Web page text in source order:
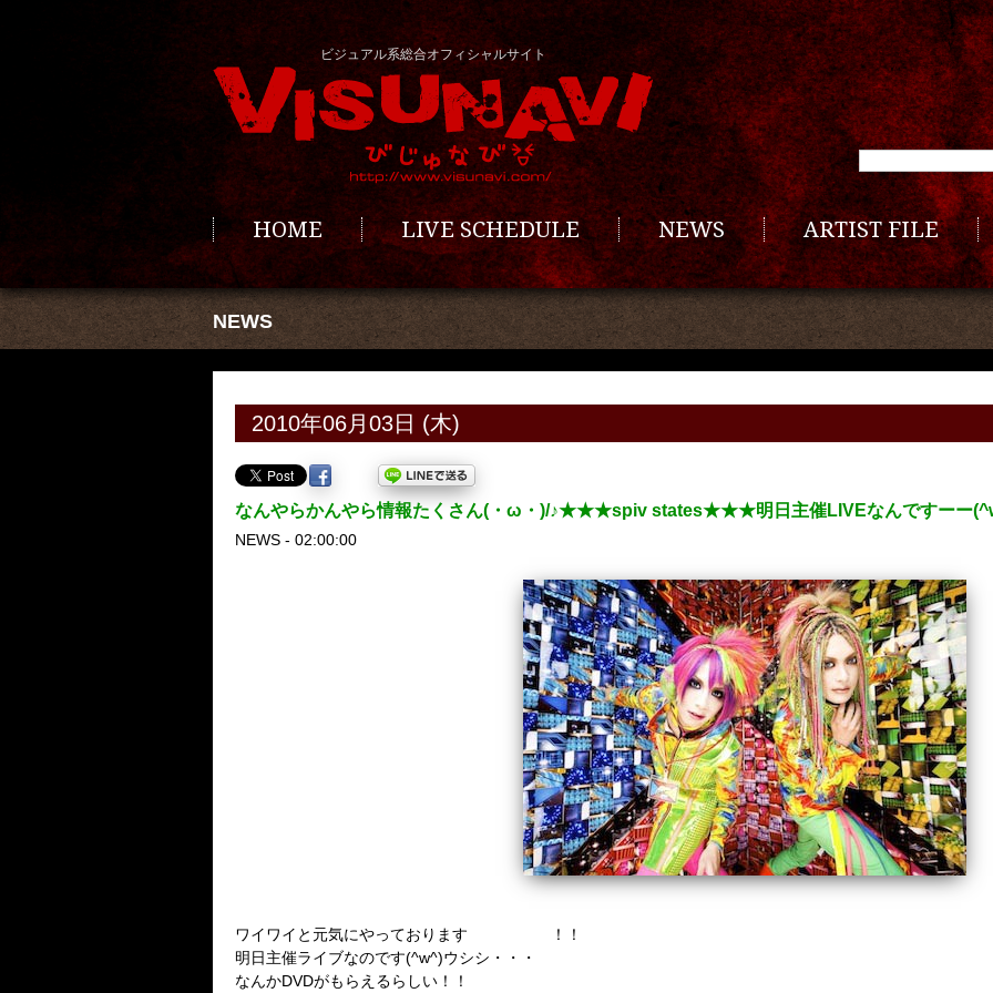
ビジュアル系総合オフィシャルサイト
HOME LIVE SCHEDULE NEWS ARTIST FILE
NEWS
2010年06月03日 (木)
なんやらかんやら情報たくさん(・ω・)/♪★★★spiv states★★★明日主催LIVEなんですーー
NEWS - 02:00:00
ワイワイと元気にやっております
！！
明日主催ライブなのです(^w^)ウシシ・・・
なんかDVDがもらえるらしい！！